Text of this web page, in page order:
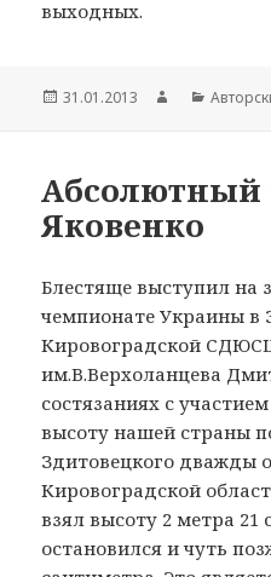
выходных.
Опубликовано
31.01.2013 АвторРубрики
Абсолютный
Яковенко
Блестяще выступил
чемпионате Украины в
Кировоградской
им.В.Верхоланцева
состязаниях с
высоту нашей страны
Здитовецкого дважды
Кировоградской
взял высоту 2 метра 21
остановился и чуть